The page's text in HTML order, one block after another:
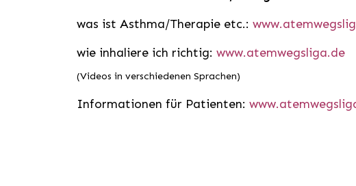
was ist Asthma/Therapie etc.:
wie inhaliere ich richtig: www.atemwegsliga.de
(Videos in verschiedenen Sprachen)
Informationen für Patienten: